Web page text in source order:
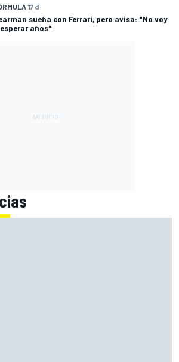
17 d
sueña con Ferrari, pero avisa: "No voy
años"